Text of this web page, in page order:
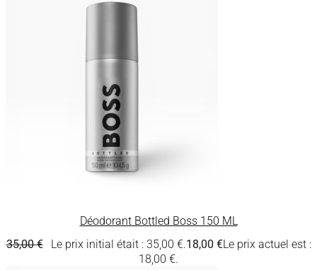
Déodorant Bottled Boss 150 ML
35,00€ Le prix initial était : 35,00 €.18,00 €Le prix actuel est :
18,00 €.